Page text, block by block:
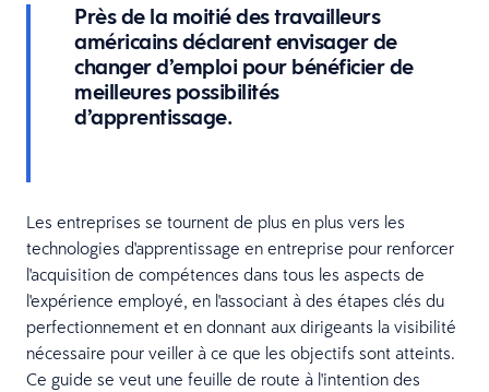
Près de la moitié des travailleurs
américains déclarent envisager de
changer d’emploi pour bénéficier de
meilleures possibilités
d’apprentissage.
Les entreprises se tournent de plus en plus vers les
technologies d'apprentissage en entreprise pour renforcer
l'acquisition de compétences dans tous les aspects de
l'expérience employé, en l'associant à des étapes clés du
perfectionnement et en donnant aux dirigeants la visibilité
nécessaire pour veiller à ce que les objectifs sont atteints.
Ce guide se veut une feuille de route à l'intention des